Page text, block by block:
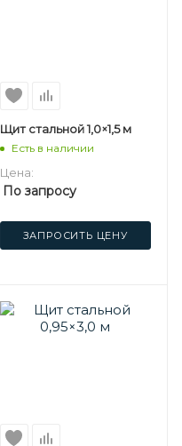
Щит стальной 1,0×1,5 м
Есть в наличии
Цена:
По запросу
ЗАПРОСИТЬ ЦЕНУ